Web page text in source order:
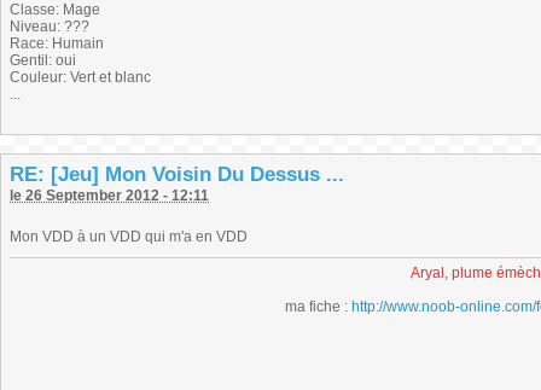
Classe: Mage
Niveau: ???
Race: Humain
Gentil: oui
Couleur: Vert et blanc
...
RE: [Jeu] Mon Voisin Du Dessus ...
le 26 September 2012 - 12:11
Mon VDD à un VDD qui m'a en VDD
Aryal, plume
ma fiche : http://www.noob-